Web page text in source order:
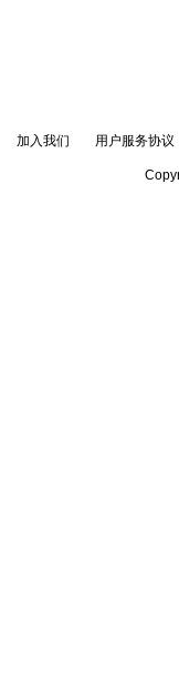
加入我们 用户服务协议